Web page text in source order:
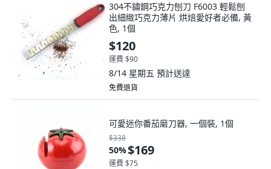
304不鏽鋼巧克力刨刀 F6003 輕鬆刨
出細緻巧克力薄片 烘焙愛好者必備, 黃
色, 1個
$120
運費 $90
8/14 星期五 預計送達
免費退貨
可愛迷你番茄磨刀器, 一個裝, 1個
$338
50%$169
運費 $75